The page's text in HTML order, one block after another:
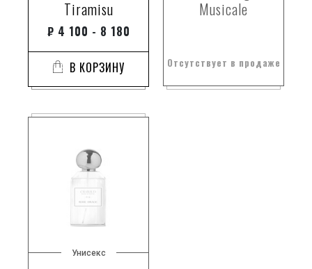
Tiramisu
₽ 4 100 - 8 180
В КОРЗИНУ
Musicale
Отсутствует в продаже
Унисекс